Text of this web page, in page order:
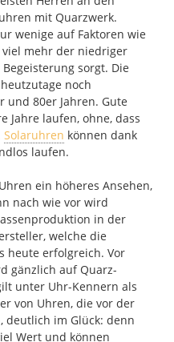
mit Quarzwerk.
wenige auf Faktoren wie
viel mehr der niedriger
sorgt. Die
noch
und 80er Jahren. Gute
Jahre laufen, ohne, dass
Solaruhren können dank
laufen.
ein höheres Ansehen,
nach wie vor wird
in der
welche die
heute erfolgreich. Vor
gänzlich auf Quarz-
unter Uhr-Kennern als
von Uhren, die vor der
deutlich im Glück: denn
Wert und können